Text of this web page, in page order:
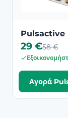
Pulsactive
29 €58 €
Αγορά